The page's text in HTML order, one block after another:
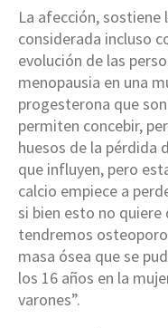
La afección, sostiene
considerada incluso
evolución de las
menopausia en una
progesterona que
permiten concebir,
huesos de la pérdida
que influyen, pero
calcio empiece a
si bien esto no
tendremos
masa ósea que se
los 16 años en la
varones”.